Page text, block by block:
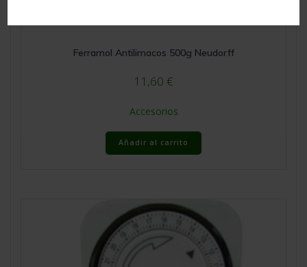
Ferramol Antilimacos 500g Neudorff
11,60 €
Accesorios
Añadir al carrito